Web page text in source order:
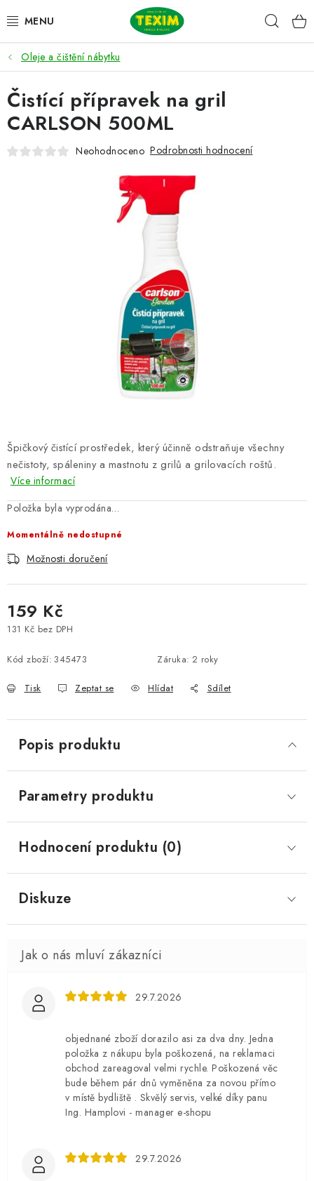
na
ZAHRADNÍ SESTAVY
ŽIDLE
STOLY
Kontakty Moje objednávka
Doprava nábytku k Vám
Obchodní podmínky
Reklamace
Formulář odstoupení od smlouvy
Nákup na splátky ESSOX
Oleje a čištění nábytku
Špičkový čistící prostředek, který účinně odstraňuje všechny
nečistoty, spáleniny a mastnotu z grilů a grilovacích roštů.
Více informací
Položka byla vyprodána…
Momentálně nedostupné
Možnosti doručení
159 Kč
131 Kč bez DPH
Kód zboží: 345473 Záruka: 2 roky
Tisk Zeptat se Hlídat Sdílet
Čistící přípravek na gril
CARLSON 500ML
Neohodnoceno Podrobnosti hodnocení
Popis produktu
Parametry produktu
Hodnocení produktu (0)
Diskuze
29.7.2026
objednané zboží dorazilo asi za dva dny. Jedna
položka z nákupu byla poškozená, na reklamaci
obchod zareagoval velmi rychle. Poškozená věc
bude během pár dnů vyměněna za novou přímo
v místě bydliště . Skvělý servis, velké díky panu
Ing. Hamplovi - manager e-shopu
29.7.2026